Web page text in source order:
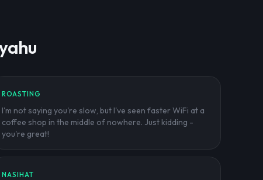
ROASTING
I'm not saying you're slow, but I've seen faster WiFi at a
coffee shop in the middle of nowhere. Just kidding -
you're great!
NASIHAT